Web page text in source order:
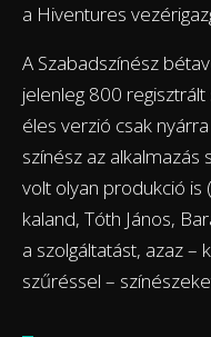
a Hiventures
A Szabadszínész
jelenleg 800
éles verzió csak
színész az
volt olyan produkció is
kaland, Tóth János,
a szolgáltatást, azaz
szűréssel –